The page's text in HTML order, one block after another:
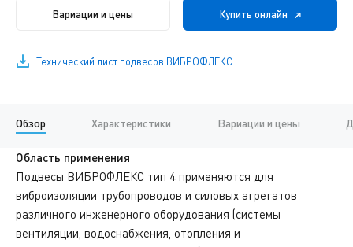
Вариации и цены Купить онлайн
Технический лист подвесов ВИБРОФЛЕКС
Обзор Характеристики Вариации и цены
Область применения
Подвесы ВИБРОФЛЕКС тип 4 применяются для
виброизоляции трубопроводов и силовых агрегатов
различного инженерного оборудования (системы
вентиляции, водоснабжения, отопления и